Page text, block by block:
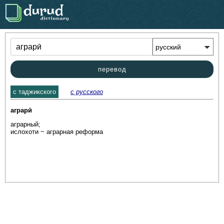
.
перевод
c таджикского с русского
аграрӣ
аграрный;
ислохоти ~ аграрная реформа